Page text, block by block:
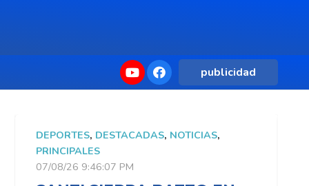
publicidad
DEPORTES, DESTACADAS, NOTICIAS,
PRINCIPALES
07/08/26 9:46:07 PM